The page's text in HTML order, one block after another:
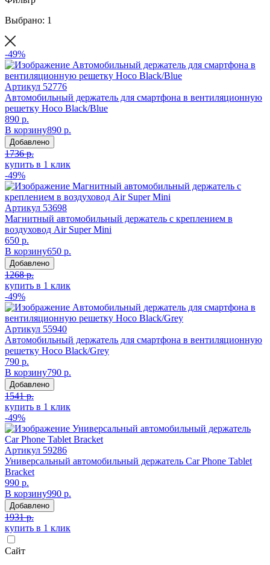
Выбрано: 1
-49%
Артикул 52776
Автомобильный держатель для смартфона в вентиляционную
решетку Hoco Black/Blue
890 р.
В корзину890 р.
Добавлено
1736 р.
купить в 1 клик
-49%
Артикул 53698
Магнитный автомобильный держатель с креплением в
воздуховод Air Super Mini
650 р.
В корзину650 р.
Добавлено
1268 р.
купить в 1 клик
-49%
Артикул 55940
Автомобильный держатель для смартфона в вентиляционную
решетку Hoco Black/Grey
790 р.
В корзину790 р.
Добавлено
1541 р.
купить в 1 клик
-49%
Артикул 59286
Универсальный автомобильный держатель Car Phone Tablet
Bracket
990 р.
В корзину990 р.
Добавлено
1931 р.
купить в 1 клик
Сайт